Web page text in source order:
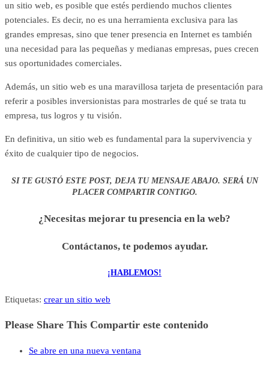
un sitio web, es posible que estés perdiendo muchos clientes
potenciales. Es decir, no es una herramienta exclusiva para las
grandes empresas, sino que tener presencia en Internet es también
una necesidad para las pequeñas y medianas empresas, pues crecen
sus oportunidades comerciales.
Además, un sitio web es una maravillosa tarjeta de presentación para
referir a posibles inversionistas para mostrarles de qué se trata tu
empresa, tus logros y tu visión.
En definitiva, un sitio web es fundamental para la supervivencia y
éxito de cualquier tipo de negocios.
SI TE GUSTÓ ESTE POST, DEJA TU MENSAJE ABAJO. SERÁ UN
PLACER COMPARTIR CONTIGO.
¿Necesitas mejorar tu presencia en la web?
Contáctanos, te podemos ayudar.
¡HABLEMOS!
Etiquetas: crear un sitio web
Please Share This Compartir este contenido
Se abre en una nueva ventana